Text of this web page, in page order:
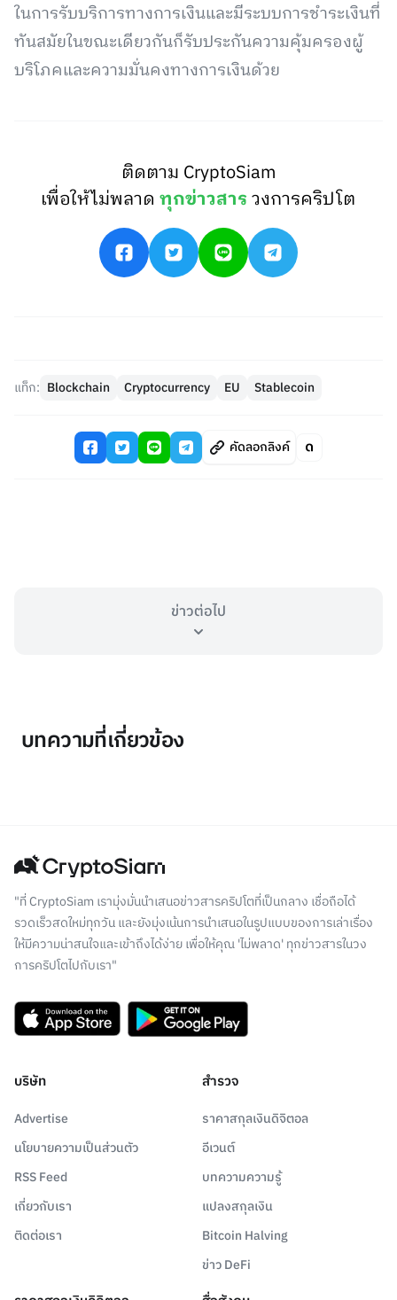
ในการรับบริการทางการเงินและมีระบบการชำระเงินที่
ทันสมัยในขณะเดียวกันก็รับประกันความคุ้มครองผู้
บริโภคและความมั่นคงทางการเงินด้วย
ติดตาม CryptoSiam
เพื่อให้ไม่พลาดทุกข่าวสารวงการคริปโต
แท็ก: Blockchain Cryptocurrency EU Stablecoin
คัดลอกลิงค์
ข่าวต่อไป
บทความที่เกี่ยวข้อง
"ที่ CryptoSiam เรามุ่งมั่นนำเสนอข่าวสารคริปโตที่เป็นกลาง เชื่อถือได้
รวดเร็วสดใหม่ทุกวัน และยังมุ่งเน้นการนำเสนอในรูปแบบของการเล่าเรื่อง
ให้มีความน่าสนใจและเข้าถึงได้ง่าย เพื่อให้คุณ 'ไม่พลาด' ทุกข่าวสารในวง
การคริปโตไปกับเรา"
บริษัท
Advertise
นโยบายความเป็นส่วนตัว
RSS Feed
เกี่ยวกับเรา
ติดต่อเรา
สำรวจ
ราคาสกุลเงินดิจิตอล
อีเวนต์
บทความความรู้
แปลงสกุลเงิน
Bitcoin Halving
ข่าว DeFi